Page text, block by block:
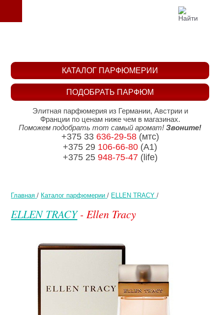
Главная / Каталог парфюмерии / ELLEN TRACY /
ELLEN TRACY- Ellen Tracy
ПОДОБРАТЬ ПАРФЮМ
КАТАЛОГ ПАРФЮМЕРИИ
Элитная парфюмерия из Германии, Австрии и
Франции по ценам ниже чем в магазинах.
Поможем подобрать тот самый аромат! Звоните!
+375 33 636-29-58(мтс)
+375 29 106-66-80 (A1)
+375 25 948-75-47(life)